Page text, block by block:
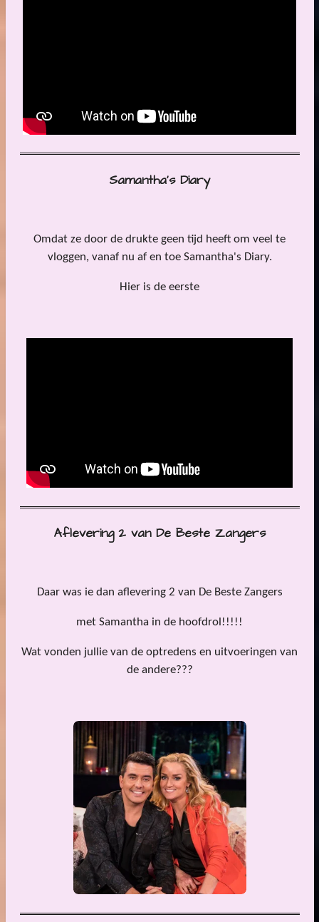
Samantha's Diary
Omdat ze door de drukte geen tijd heeft om veel te
vloggen, vanaf nu af en toe Samantha's Diary.
Hier is de eerste
Aflevering 2 van De Beste Zangers
Daar was ie dan aflevering 2 van De Beste Zangers
met Samantha in de hoofdrol!!!!!
Wat vonden jullie van de optredens en uitvoeringen van
de andere???